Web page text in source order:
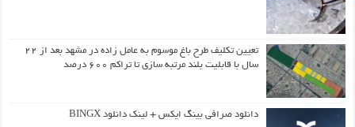
تعیین تکلیف طرح باغ موسوم به عامل زاده در مشهد بعد از ۲۲
سال با قابلیت بلند مرتبه سازی تا تراکم ۶۰۰ درصد
دانلود صرافی بینگ ایکس + لینک دانلود BINGX